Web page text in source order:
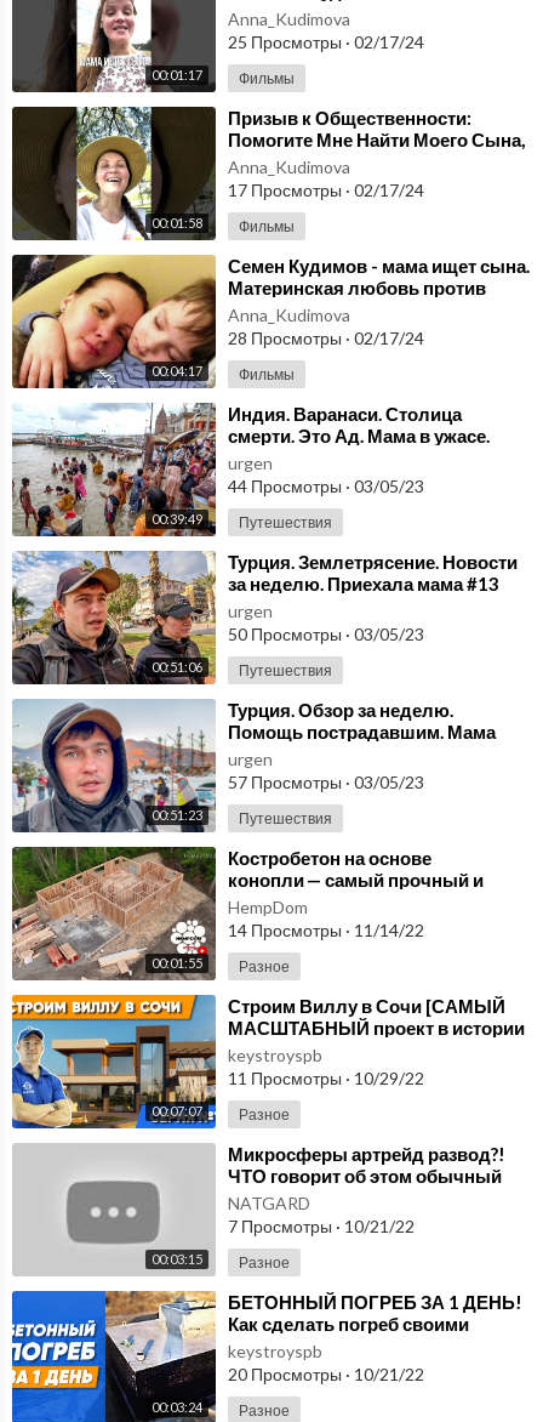
OXqNJaBK_Opf7Mx3e3g_dWDcSrW
Распаковка классных игрушек !!! - https://www.youtube.com/pl
Праздники - https://www.youtube.com/playlist?list=PLkoGh9O
XqNJbIUO7V534FE3PKJGNGlmzc
VLOG - https://www.youtube.com/playlist?list=PLkoGh9OXqN
JayL7gC0urytZDaxpt1a6mU
Открываем большие яйца ! - https://www.youtube.com/playlist?
list=PLkoGh9OXqNJYOqw2HDWcgsJ36MxpYMJY9
ЧЕЛЛЕНДЖИ !!! CHALLENGE !!! - https://www.youtube.com/pl
aylist?list=PLkoGh9OXqNJaMj70xAgJmMEMCjyzZB7Xc
00:01:17
Кудимов: Сила материнской
надежды/
Anna_Kudimova
25 Просмотры · 02/17/24
Фильмы
00:01:58
⁣Призыв к Общественности:
Помогите Мне Найти Моего Сына,
Семёна Кудимова/Мама ищет
Сэма Кудимова
Anna_Kudimova
17 Просмотры · 02/17/24
Фильмы
00:04:17
⁣Семен Кудимов - мама ищет сына.
Материнская любовь против
судеб: Спасение Семёна.
Отчаянные поиски.
Anna_Kudimova
28 Просмотры · 02/17/24
Фильмы
00:39:49
⁣Индия. Варанаси. Столица
смерти. Это Ад. Мама в ужасе.
Купание в Ганге #63
urgen
44 Просмотры · 03/05/23
Путешествия
00:51:06
⁣Турция. Землетрясение. Новости
за неделю. Приехала мама #13
urgen
50 Просмотры · 03/05/23
Путешествия
00:51:23
⁣Турция. Обзор за неделю.
Помощь пострадавшим. Мама
уезжает #14
urgen
57 Просмотры · 03/05/23
Путешествия
00:01:55
⁣Костробетон на основе
конопли — самый прочный и
экологичный строительный
материал!
HempDom
14 Просмотры · 11/14/22
Разное
00:07:07
⁣Строим Виллу в Сочи [САМЫЙ
МАСШТАБНЫЙ проект в истории
компании] Участок с перепадом
17м. СЕРИЯ №1
keystroyspb
11 Просмотры · 10/29/22
Разное
00:03:15
⁣Микросферы артрейд развод?!
ЧТО говорит об этом обычный
пользователь? Насколько слухи
актуальны?
NATGARD
7 Просмотры · 10/21/22
Разное
00:03:24
⁣БЕТОННЫЙ ПОГРЕБ ЗА 1 ДЕНЬ!
Как сделать погреб своими
руками?
keystroyspb
20 Просмотры · 10/21/22
Разное